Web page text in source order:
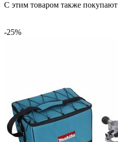
C этим товаром также покупают
-25%